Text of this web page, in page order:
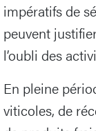
impératifs de
peuvent
l’oubli des
En pleine
viticoles, de